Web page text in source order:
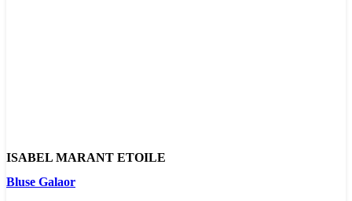
ISABEL MARANT ETOILE
Bluse Galaor